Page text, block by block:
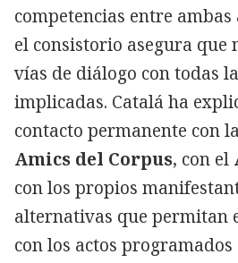
competencias entre
el consistorio asegura que
vías de diálogo con todas
implicadas. Catalá ha
contacto permanente con
Amics del Corpus, con el
con los propios
alternativas que permitan
con los actos